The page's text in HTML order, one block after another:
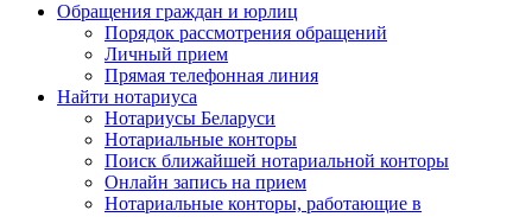
Обращения граждан и юрлиц
Порядок рассмотрения обращений
Личный прием
Прямая телефонная линия
Найти нотариуса
Нотариусы Беларуси
Нотариальные конторы
Поиск ближайшей нотариальной конторы
Онлайн запись на прием
Нотариальные конторы, работающие в